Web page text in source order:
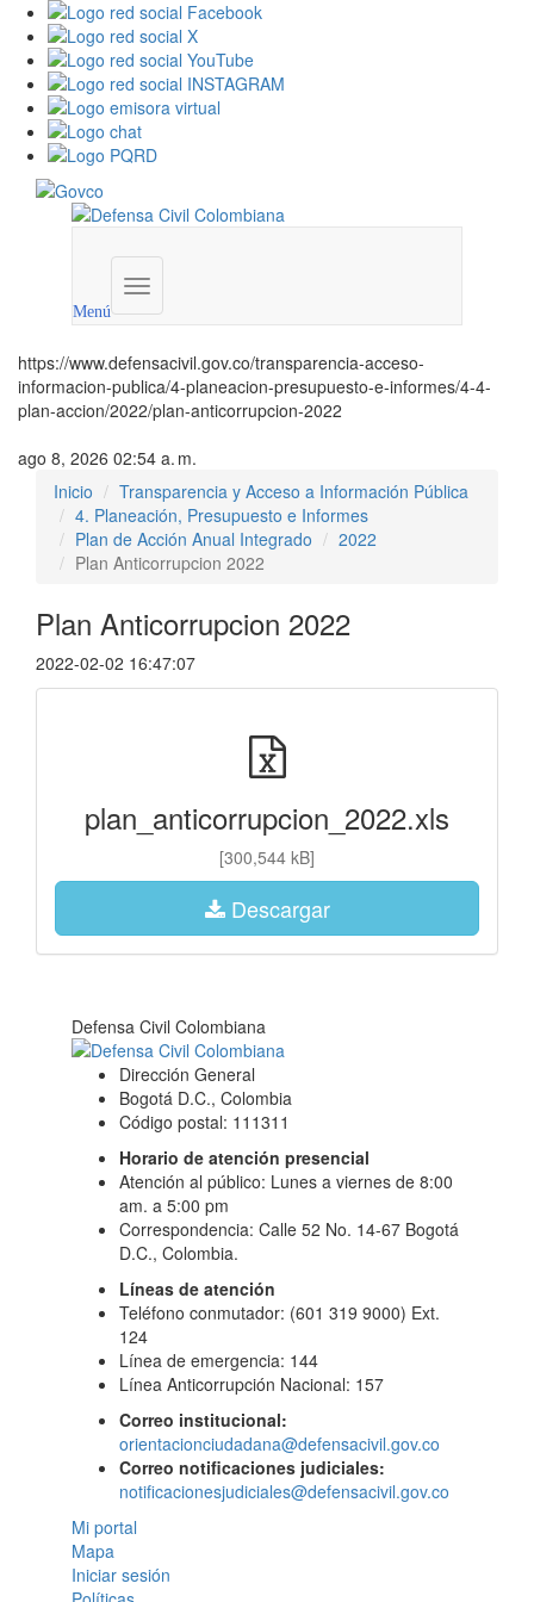
Menú
Menú
institucional
https://www.defensacivil.gov.co/transparencia-acceso-
informacion-publica/4-planeacion-presupuesto-e-informes/4-4-
plan-accion/2022/plan-anticorrupcion-2022
ago 8, 2026 02:54 a. m.
Inicio
Transparencia y Acceso a Información Pública
4. Planeación, Presupuesto e Informes
Plan de Acción Anual Integrado
2022
Plan Anticorrupcion 2022
Plan Anticorrupcion 2022
2022-02-02 16:47:07
plan_anticorrupcion_2022.xls
[300,544 kB]
Descargar
Defensa Civil Colombiana
Dirección General
Bogotá D.C., Colombia
Código postal: 111311
Horario de atención presencial
Atención al público: Lunes a viernes de 8:00
am. a 5:00 pm
Correspondencia: Calle 52 No. 14-67 Bogotá
D.C., Colombia.
Líneas de atención
Teléfono conmutador: (601 319 9000) Ext.
124
Línea de emergencia: 144
Línea Anticorrupción Nacional: 157
Correo institucional:
orientacionciudadana@defensacivil.gov.co
Correo notificaciones judiciales:
notificacionesjudiciales@defensacivil.gov.co
Mi portal
Mapa
Iniciar sesión